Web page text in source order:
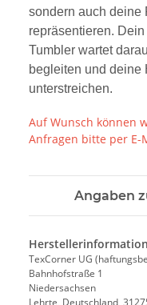
sondern auch deine
repräsentieren.
Tumbler wartet
begleiten und deine
unterstreichen.
Auf Wunsch können
Anfragen bitte per E-
Angaben
TexCorner UG
Bahnhofstraße 1
Niedersachsen
Lehrte, Deutschland,